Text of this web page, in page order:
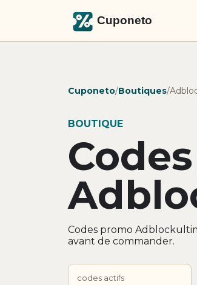
Cuponeto/Boutiques/
BOUTIQUE
Codes promo
avant de commander.
codes actifs